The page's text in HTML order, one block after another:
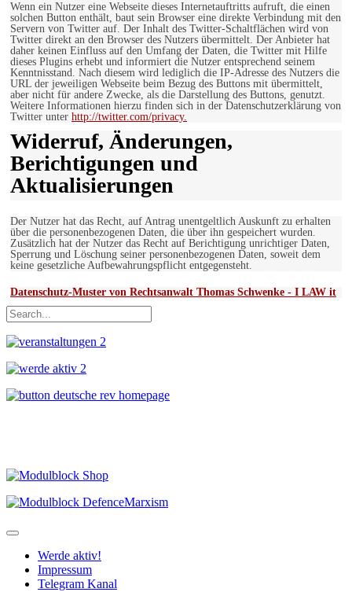
Wenn ein Nutzer eine Webseite dieses Internetauftritts aufruft, die einen
solchen Button enthält, baut sein Browser eine direkte Verbindung mit den
Servern von Twitter auf. Der Inhalt des Twitter-Schaltflächen wird von
Twitter direkt an den Browser des Nutzers übermittelt. Der Anbieter hat
daher keinen Einfluss auf den Umfang der Daten, die Twitter mit Hilfe
dieses Plugins erhebt und informiert die Nutzer entsprechend seinem
Kenntnisstand. Nach diesem wird lediglich die IP-Adresse des Nutzers die
URL der jeweiligen Webseite beim Bezug des Buttons mit übermittelt,
aber nicht für andere Zwecke, als die Darstellung des Buttons, genutzt.
Weitere Informationen hierzu finden sich in der Datenschutzerklärung von
Twitter unter http://twitter.com/privacy.
Widerruf, Änderungen,
Berichtigungen und
Aktualisierungen
Der Nutzer hat das Recht, auf Antrag unentgeltlich Auskunft zu erhalten
über die personenbezogenen Daten, die über ihn gespeichert wurden.
Zusätzlich hat der Nutzer das Recht auf Berichtigung unrichtiger Daten,
Sperrung und Löschung seiner personenbezogenen Daten, soweit dem
keine gesetzliche Aufbewahrungspflicht entgegensteht.
Datenschutz-Muster von Rechtsanwalt Thomas Schwenke - I LAW it
Werde aktiv!
Impressum
Telegram Kanal